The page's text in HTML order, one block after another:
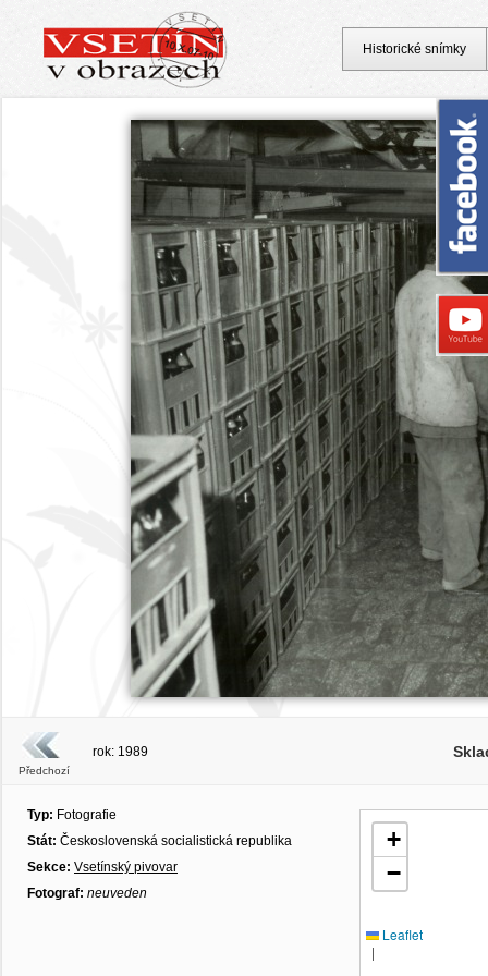
Předchozí
rok: 1989
Typ: Fotografie
Stát: Československá socialistická republika
Sekce: Vsetínský pivovar
Fotograf: neuveden
+
−
Leaflet
|
Historické snímky